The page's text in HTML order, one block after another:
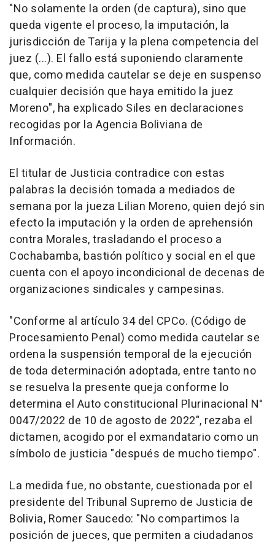
"No solamente la orden (de captura), sino que
queda vigente el proceso, la imputación, la
jurisdicción de Tarija y la plena competencia del
juez (...). El fallo está suponiendo claramente
que, como medida cautelar se deje en suspenso
cualquier decisión que haya emitido la juez
Moreno", ha explicado Siles en declaraciones
recogidas por la Agencia Boliviana de
Información.
El titular de Justicia contradice con estas
palabras la decisión tomada a mediados de
semana por la jueza Lilian Moreno, quien dejó sin
efecto la imputación y la orden de aprehensión
contra Morales, trasladando el proceso a
Cochabamba, bastión político y social en el que
cuenta con el apoyo incondicional de decenas de
organizaciones sindicales y campesinas.
"Conforme al artículo 34 del CPCo. (Código de
Procesamiento Penal) como medida cautelar se
ordena la suspensión temporal de la ejecución
de toda determinación adoptada, entre tanto no
se resuelva la presente queja conforme lo
determina el Auto constitucional Plurinacional N°
0047/2022 de 10 de agosto de 2022", rezaba el
dictamen, acogido por el exmandatario como un
símbolo de justicia "después de mucho tiempo".
La medida fue, no obstante, cuestionada por el
presidente del Tribunal Supremo de Justicia de
Bolivia, Romer Saucedo: "No compartimos la
posición de jueces, que permiten a ciudadanos